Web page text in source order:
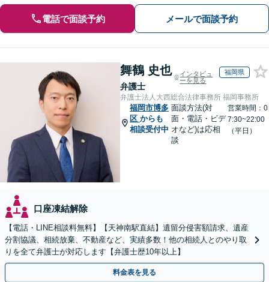
電話で面談予約 メールで面談予約
舞鶴 史也
弁護士
インタビュ
ーを見る
福岡県
弁護士法人大西総合法律事務所 福岡事務所
福岡市博多
区 からも
相談受付中
面談方法(対
面・電話・ビデ
オなど)は応相
談
営業時間：0
7:30~22:00
（平日）
口座凍結解除
【電話・LINE相談料無料】【天神南駅直結】遺留分侵害額請求、遺産
分割協議、相続放棄、不動産など、実績多数！他の相続人とのやり取
りを全て弁護士が対応します【弁護士歴10年以上】
料金表を見る